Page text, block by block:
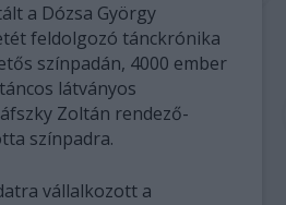
a Dózsa György
feldolgozó tánckrónika
színpadán, 4000 ember
látványos
Zoltán rendező-
színpadra.
vállalkozott a